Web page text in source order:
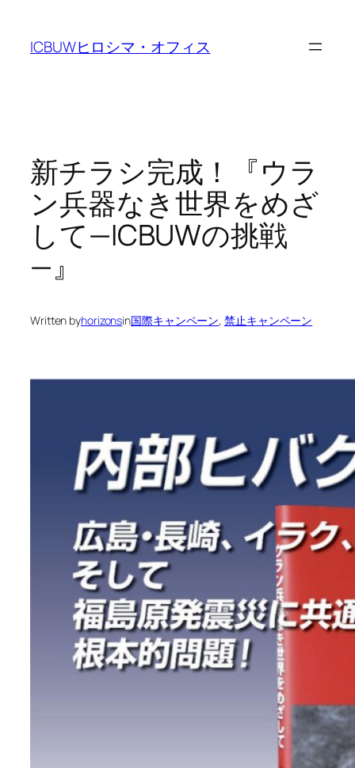
content
ICBUWヒロシマ・オフィス
新チラシ完成！『ウラ
ン兵器なき世界をめざ
して—ICBUWの挑戦
—』
Written byhorizonsin国際キャンペーン, 禁止キャンペーン